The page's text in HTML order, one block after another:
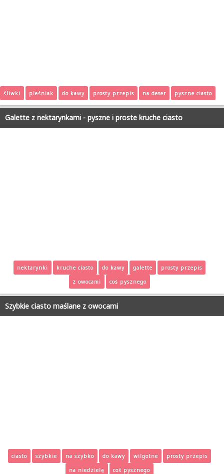
śliwki pleśniak do kawy prosty przepis na deser pyszne ciasto
Galette z nektarynkami - pyszne i proste kruche ciasto
nektarynki kruche ciasto do kawy galette
prosty przepis
z owocami
coś pysznego
Szybkie ciasto maślane z owocami
ciasto szybkie na szybko do kawy wilgotne
prosty przepis
na niedzielę
coś pysznego